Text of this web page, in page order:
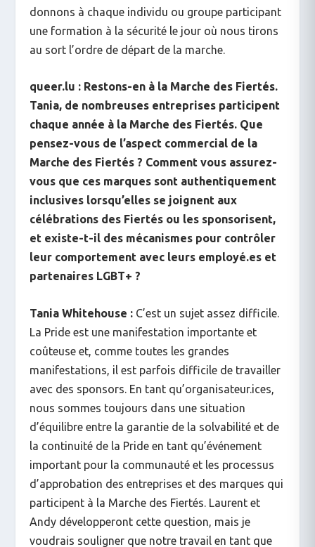
donnons à chaque individu ou groupe participant
une formation à la sécurité le jour où nous tirons
au sort l’ordre de départ de la marche.
queer.lu : Restons-en à la Marche des Fiertés.
Tania, de nombreuses entreprises participent
chaque année à la Marche des Fiertés. Que
pensez-vous de l’aspect commercial de la
Marche des Fiertés ? Comment vous assurez-
vous que ces marques sont authentiquement
inclusives lorsqu’elles se joignent aux
célébrations des Fiertés ou les sponsorisent,
et existe-t-il des mécanismes pour contrôler
leur comportement avec leurs employé.es et
partenaires LGBT+ ?
Tania Whitehouse : C’est un sujet assez difficile.
La Pride est une manifestation importante et
coûteuse et, comme toutes les grandes
manifestations, il est parfois difficile de travailler
avec des sponsors. En tant qu’organisateur.ices,
nous sommes toujours dans une situation
d’équilibre entre la garantie de la solvabilité et de
la continuité de la Pride en tant qu’événement
important pour la communauté et les processus
d’approbation des entreprises et des marques qui
participent à la Marche des Fiertés. Laurent et
Andy développeront cette question, mais je
voudrais souligner que notre travail en tant que